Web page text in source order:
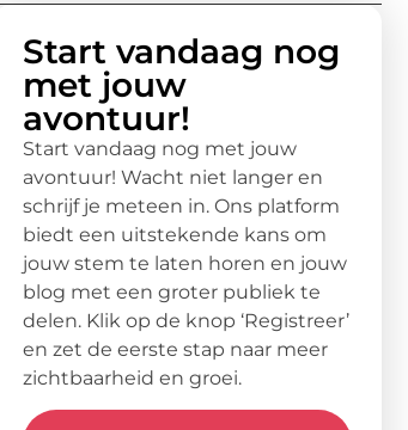
Start vandaag nog
met jouw
avontuur!
Start vandaag nog met jouw
avontuur! Wacht niet langer en
schrijf je meteen in. Ons platform
biedt een uitstekende kans om
jouw stem te laten horen en jouw
blog met een groter publiek te
delen. Klik op de knop ‘Registreer’
en zet de eerste stap naar meer
zichtbaarheid en groei.